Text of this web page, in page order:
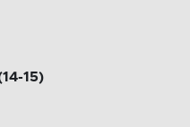
15)